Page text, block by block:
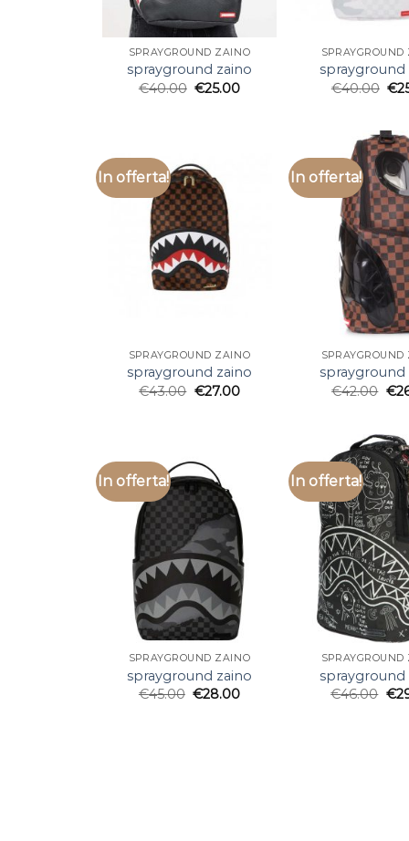
SPRAYGROUND ZAINO
sprayground zaino
€40.00 €25.00
sprayground
€40.00 €
In offerta!
SPRAYGROUND ZAINO
sprayground zaino
€43.00 €27.00
In offerta!
sprayground
€42.00 €
In offerta!
SPRAYGROUND ZAINO
sprayground zaino
€45.00 €28.00
In offerta!
sprayground
€46.00 €